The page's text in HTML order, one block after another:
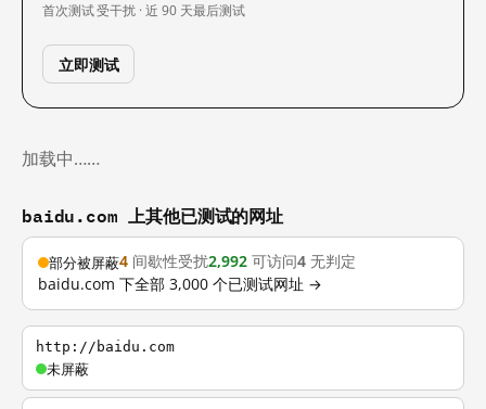
首次测试受干扰 · 近 90 天最后测试
立即测试
加载中……
baidu.com 上其他已测试的网址
部分被屏蔽4 间歇性受扰2,992 可访问4 无判定
baidu.com 下全部 3,000 个已测试网址 →
http://baidu.com
未屏蔽